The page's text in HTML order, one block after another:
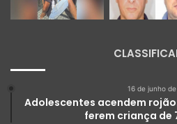
16 de junho
Adolescentes acendem
ferem criança de